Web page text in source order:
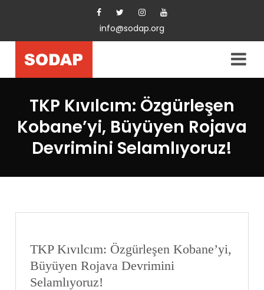
info@sodap.org
TKP Kıvılcım: Özgürleşen
Kobane’yi, Büyüyen Rojava
Devrimini Selamlıyoruz!
TKP Kıvılcım: Özgürleşen Kobane’yi,
Büyüyen Rojava Devrimini
Selamlıyoruz!